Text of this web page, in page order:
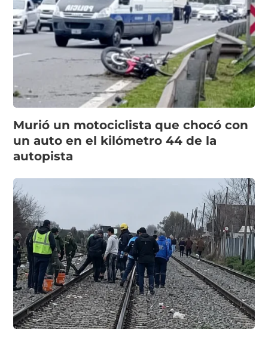
Murió un motociclista que chocó con
un auto en el kilómetro 44 de la
autopista